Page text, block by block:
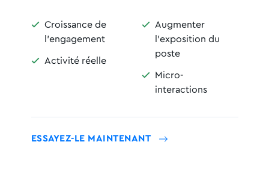

Croissance de
l'engagement
 Activité réelle

Augmenter
l'exposition du
poste

Micro-
interactions
ESSAYEZ-LE MAINTENANT